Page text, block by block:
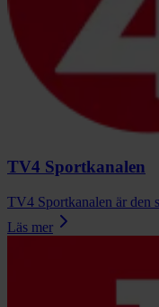
TV4 Sportkanalen
TV4 Sportkanalen är den
Läs mer